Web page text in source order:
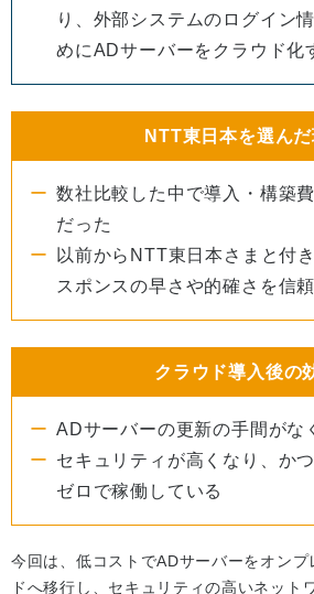
り、外部システムのログイン
めにADサーバーをクラウド化
NTT東日本を選ん
数社比較した中で導入・構築
だった
以前からNTT東日本さまと付
スポンスの早さや的確さを信
クラウド導入後の
ADサーバーの更新の手間がな
セキュリティが高くなり、か
ゼロで稼働している
今回は、低コストでADサーバーをオンプ
ドへ移行し、セキュリティの高いネット